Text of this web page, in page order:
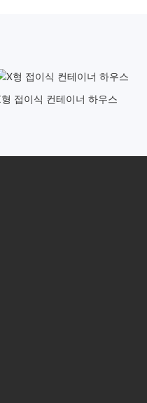
접이식 컨테이너 하우스